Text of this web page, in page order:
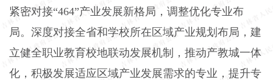
紧密对接“464”产业发展新格局，调整优化专业布
局。深度对接全省和学校所在区域产业规划布局，建
立健全职业教育校地联动发展机制，推动产教城一体
化，积极发展适应区域产业发展需求的专业，提升专